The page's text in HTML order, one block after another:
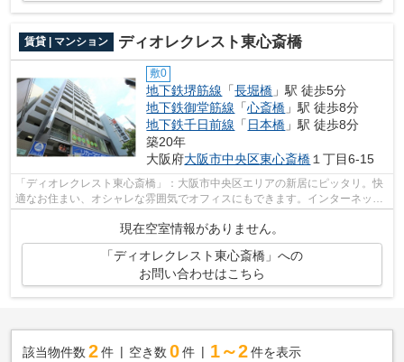
賃貸 | マンション ディオレクレスト東心斎橋
敷0
地下鉄堺筋線 「長堀橋 」駅 徒歩5分
地下鉄御堂筋線 「心斎橋 」駅 徒歩8分
地下鉄千日前線 「 日本橋 」駅 徒歩8分
築20年
大阪府大阪市中央区東心斎橋 １丁目6-15
「ディオレクレスト東心斎橋」：大阪市中央区エリアの新居にピッタリ。快
適なお住まい、オシャレな雰囲気でオフィスにもできます。インターネット
現在空室情報がありません。
「ディオレクレスト東心斎橋」への
お問い合わせはこちら
該当物件数 2件 空き数 0 件 1～2 件を表示